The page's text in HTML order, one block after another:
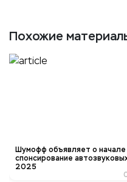
Похожие
Шумофф объявляет о начале
спонсирование
2025